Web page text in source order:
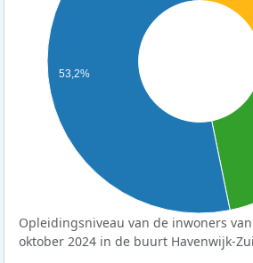
53,2%
Opleidingsniveau van de inwoners
oktober 2024 in de buurt Havenwijk-